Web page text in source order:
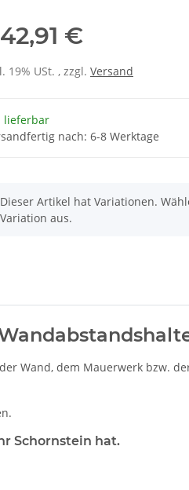
42,91 €
19% USt. , zzgl. Versand
lieferbar
nach: 6-8 Werktage
x
Dieser Artikel hat Variationen.
Variation aus.
Wand, dem Mauerwerk bzw.
Schornstein hat.